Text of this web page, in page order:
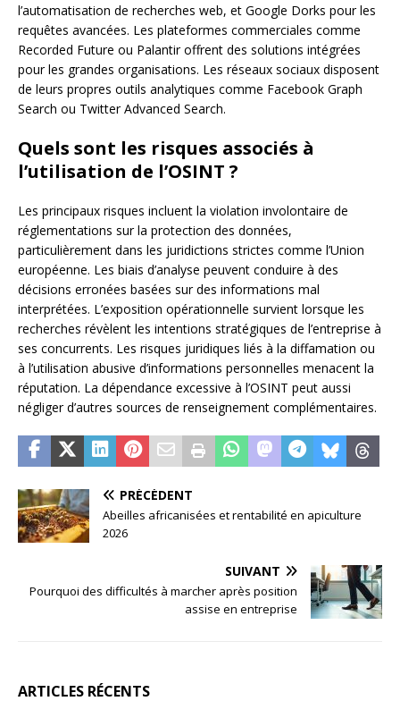
l’automatisation de recherches web, et Google Dorks pour les
requêtes avancées. Les plateformes commerciales comme
Recorded Future ou Palantir offrent des solutions intégrées
pour les grandes organisations. Les réseaux sociaux disposent
de leurs propres outils analytiques comme Facebook Graph
Search ou Twitter Advanced Search.
Quels sont les risques associés à
l’utilisation de l’OSINT ?
Les principaux risques incluent la violation involontaire de
réglementations sur la protection des données,
particulièrement dans les juridictions strictes comme l’Union
européenne. Les biais d’analyse peuvent conduire à des
décisions erronées basées sur des informations mal
interprétées. L’exposition opérationnelle survient lorsque les
recherches révèlent les intentions stratégiques de l’entreprise à
ses concurrents. Les risques juridiques liés à la diffamation ou
à l’utilisation abusive d’informations personnelles menacent la
réputation. La dépendance excessive à l’OSINT peut aussi
négliger d’autres sources de renseignement complémentaires.
PRÉCÉDENT
Abeilles africanisées et rentabilité en apiculture
2026
SUIVANT
Pourquoi des difficultés à marcher après position
assise en entreprise
ARTICLES RÉCENTS